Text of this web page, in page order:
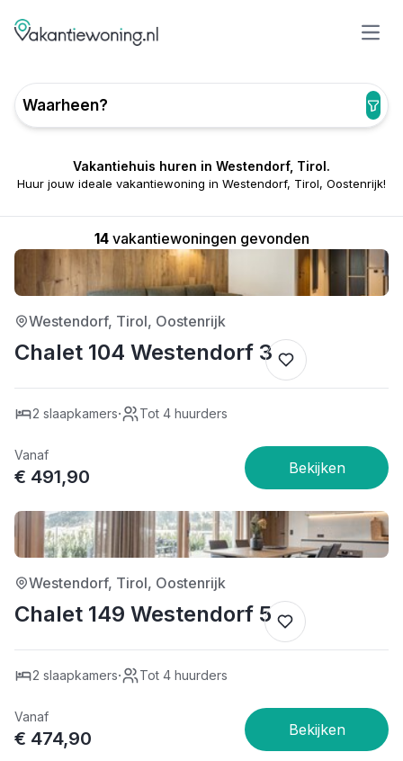
Waarheen?
Vakantiehuis huren in Westendorf, Tirol.
Huur jouw ideale vakantiewoning in Westendorf, Tirol, Oostenrijk!
14vakantiewoningen gevonden
Westendorf, Tirol, Oostenrijk
Chalet 104 Westendorf 3
2 slaapkamers· Tot 4 huurders
Vanaf
€ 491,90
4/5
Westendorf, Tirol, Oostenrijk
Chalet 149 Westendorf 5
2 slaapkamers· Tot 4 huurders
Vanaf
€ 474,90